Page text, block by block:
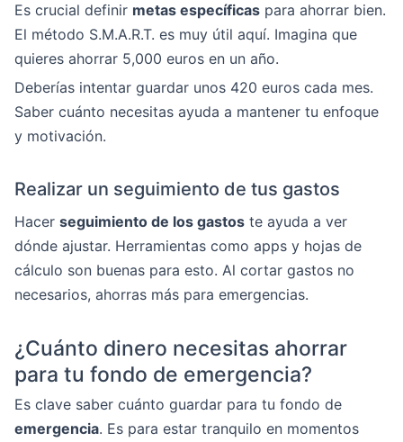
Es crucial definir metas específicas para ahorrar bien.
El método S.M.A.R.T. es muy útil aquí. Imagina que
quieres ahorrar 5,000 euros en un año.
Deberías intentar guardar unos 420 euros cada mes.
Saber cuánto necesitas ayuda a mantener tu enfoque
y motivación.
Realizar un seguimiento de tus gastos
Hacer seguimiento de los gastos te ayuda a ver
dónde ajustar. Herramientas como apps y hojas de
cálculo son buenas para esto. Al cortar gastos no
necesarios, ahorras más para emergencias.
¿Cuánto dinero necesitas ahorrar
para tu fondo de emergencia?
Es clave saber cuánto guardar para tu fondo de
emergencia. Es para estar tranquilo en momentos